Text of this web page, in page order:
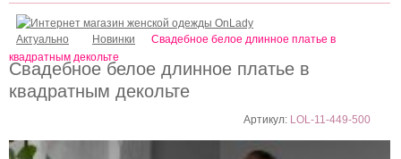
Свадебное белое длинное платье в
квадратным декольте
Артикул: LOL-11-449-500
Актуально Новинки
Свадебное белое длинное платье в
квадратным декольте